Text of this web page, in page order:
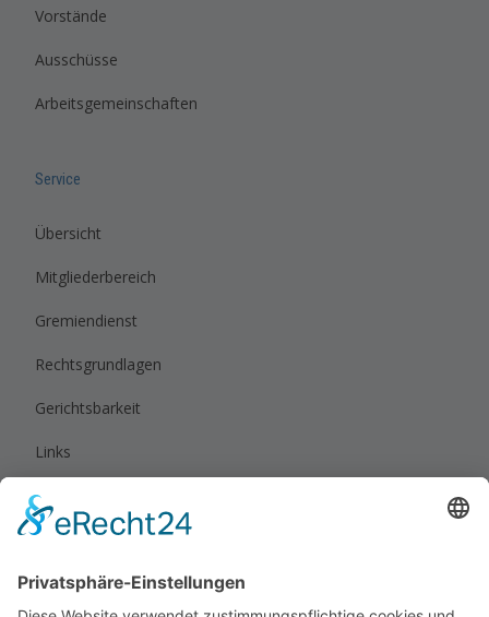
Vorstände
Ausschüsse
Arbeitsgemeinschaften
Service
Übersicht
Mitgliederbereich
Gremiendienst
Rechtsgrundlagen
Gerichtsbarkeit
Links